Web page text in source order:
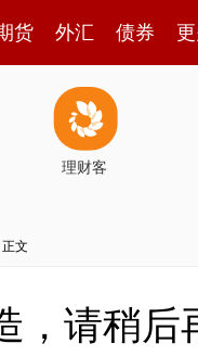
货 外汇 债券
理财客
文
，请稍后